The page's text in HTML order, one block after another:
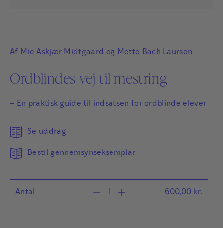
Af Mie Askjær Midtgaard og Mette Bach Laursen
Ordblindes vej til mestring
– En praktisk guide til indsatsen for ordblinde elever
Se uddrag
Bestil gennemsynseksemplar
Antal 600,00 kr.